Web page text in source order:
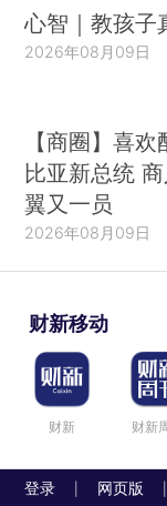
心智｜教孩子
2026年08月09日
【商圈】喜
比亚新总统
翼又一员
2026年08月09日
财新移动
财新 财新
登录 网页版